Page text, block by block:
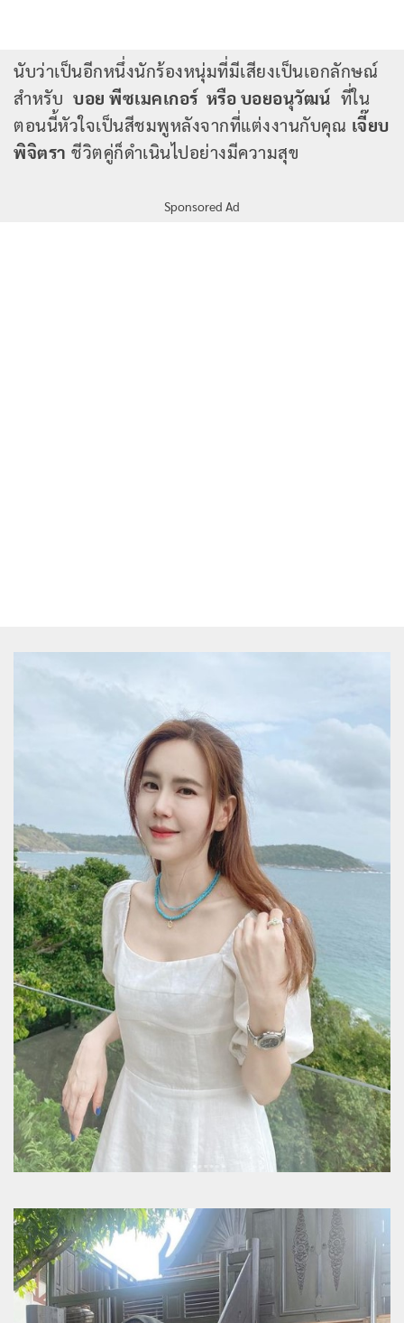
นับว่าเป็นอีกหนึ่งนักร้องหนุ่มที่มีเสียงเป็นเอกลักษณ์
สำหรับ บอย พีซเมคเกอร์ หรือ บอยอนุวัฒน์ ที่ใน
ตอนนี้หัวใจเป็นสีชมพูหลังจากที่แต่งงานกับคุณ เจี๊ยบ
พิจิตรา ชีวิตคู่ก็ดำเนินไปอย่างมีความสุข
Sponsored Ad